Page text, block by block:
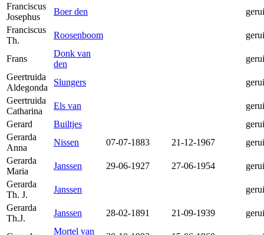
Franciscus
Josephus
Boer den
Franciscus
Th.
Roosenboom
Frans
Donk van
den
Geertruida
Aldegonda
Slungers
Geertruida
Catharina
Els van
Gerard
Builtjes
Gerarda
Anna
Nissen 07-07-1883 21-12-1967
Gerarda
Maria
Janssen 29-06-1927 27-06-1954
Gerarda
Th. J.
Janssen
Gerarda
Th.J.
Janssen 28-02-1891 21-09-1939
Mortel van